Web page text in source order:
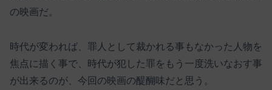
の映画だ。
時代が変われば、罪人として裁かれる事もなかった人物を
焦点に描く事で、時代が犯した罪をもう一度洗いなおす事
が出来るのが、今回の映画の醍醐味だと思う。